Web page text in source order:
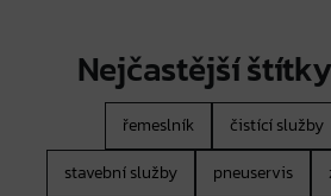
Nejčastější
řemeslník čistící služby
stavební služby
pneuservis